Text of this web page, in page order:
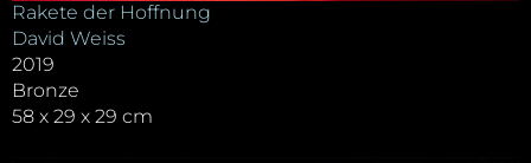
Rakete der Hoffnung
David Weiss
2019
Bronze
58 x 29 x 29 cm